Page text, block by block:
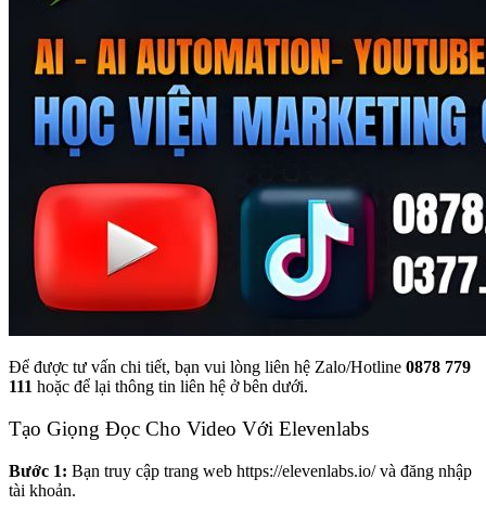
Để được tư vấn chi tiết, bạn vui lòng liên hệ Zalo/Hotline 0878 779
111 hoặc để lại thông tin liên hệ ở bên dưới.
Tạo Giọng Đọc Cho Video Với Elevenlabs
Bước 1: Bạn truy cập trang web https://elevenlabs.io/và đăng nhập
tài khoản.